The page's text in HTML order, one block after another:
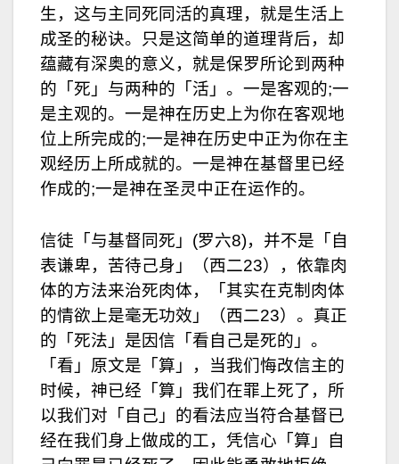
生，这与主同死同活的真理，就是生活上
成圣的秘诀。只是这简单的道理背后，却
蕴藏有深奥的意义，就是保罗所论到两种
的「死」与两种的「活」。一是客观的;一
是主观的。一是神在历史上为你在客观地
位上所完成的;一是神在历史中正为你在主
观经历上所成就的。一是神在基督里已经
作成的;一是神在圣灵中正在运作的。
信徒「与基督同死」(罗六8)，并不是「自
表谦卑，苦待己身」（西二23），依靠肉
体的方法来治死肉体，「其实在克制肉体
的情欲上是毫无功效」（西二23）。真正
的「死法」是因信「看自己是死的」。
「看」原文是「算」，当我们悔改信主的
时候，神已经「算」我们在罪上死了，所
以我们对「自己」的看法应当符合基督已
经在我们身上做成的工，凭信心「算」自